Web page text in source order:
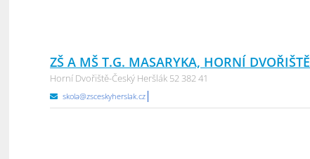
ZŠ A MŠ T.G. MASARYKA, HORNÍ DVOŘIŠTĚ
Horní Dvořiště-Český Heršlák 52 382 41
skola@zsceskyherslak.cz